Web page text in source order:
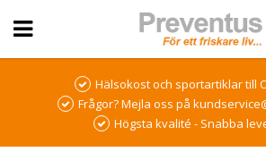
Hälsokost och sportartiklar till
Frågor? Mejla oss på
Högsta kvalité - Snabba